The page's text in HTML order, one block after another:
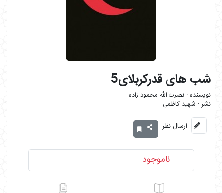
شب های قدرکربلای5
نصرت الله محمود زاده
شهید کاظمی
ارسال نظر
ناموجود